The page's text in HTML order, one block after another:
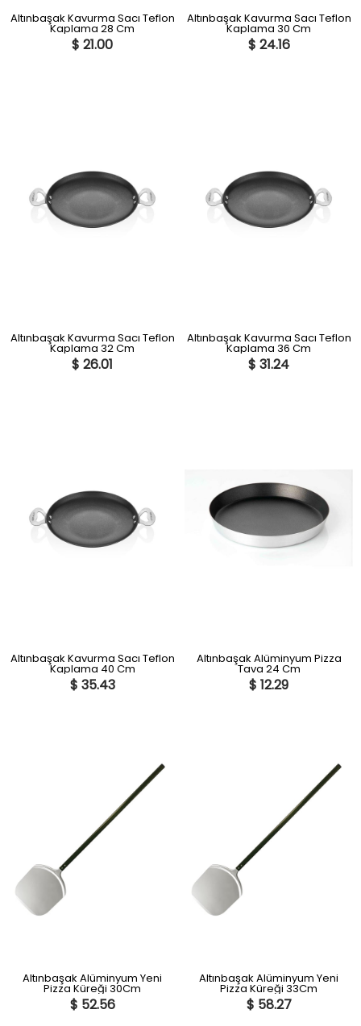
Altınbaşak Kavurma Sacı Teflon
Kaplama 28 Cm
$ 21.00
Altınbaşak Kavurma Sacı Teflon
Kaplama 30 Cm
$ 24.16
Altınbaşak Kavurma Sacı Teflon
Kaplama 32 Cm
$ 26.01
Altınbaşak Kavurma Sacı Teflon
Kaplama 36 Cm
$ 31.24
Altınbaşak Kavurma Sacı Teflon
Kaplama 40 Cm
$ 35.43
Altınbaşak Alüminyum Pizza
Tava 24 Cm
$ 12.29
Altınbaşak Alüminyum Yeni
Pizza Küreği 30Cm
$ 52.56
Altınbaşak Alüminyum Yeni
Pizza Küreği 33Cm
$ 58.27